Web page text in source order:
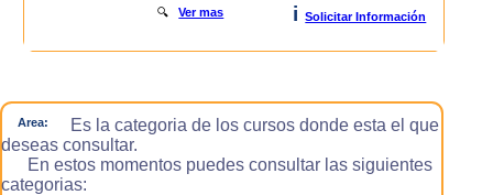
🔍Ver mas i Solicitar Información
Area:
Es la categoria de los cursos donde esta el que
deseas consultar.
En estos momentos puedes consultar las siguientes
categorias: